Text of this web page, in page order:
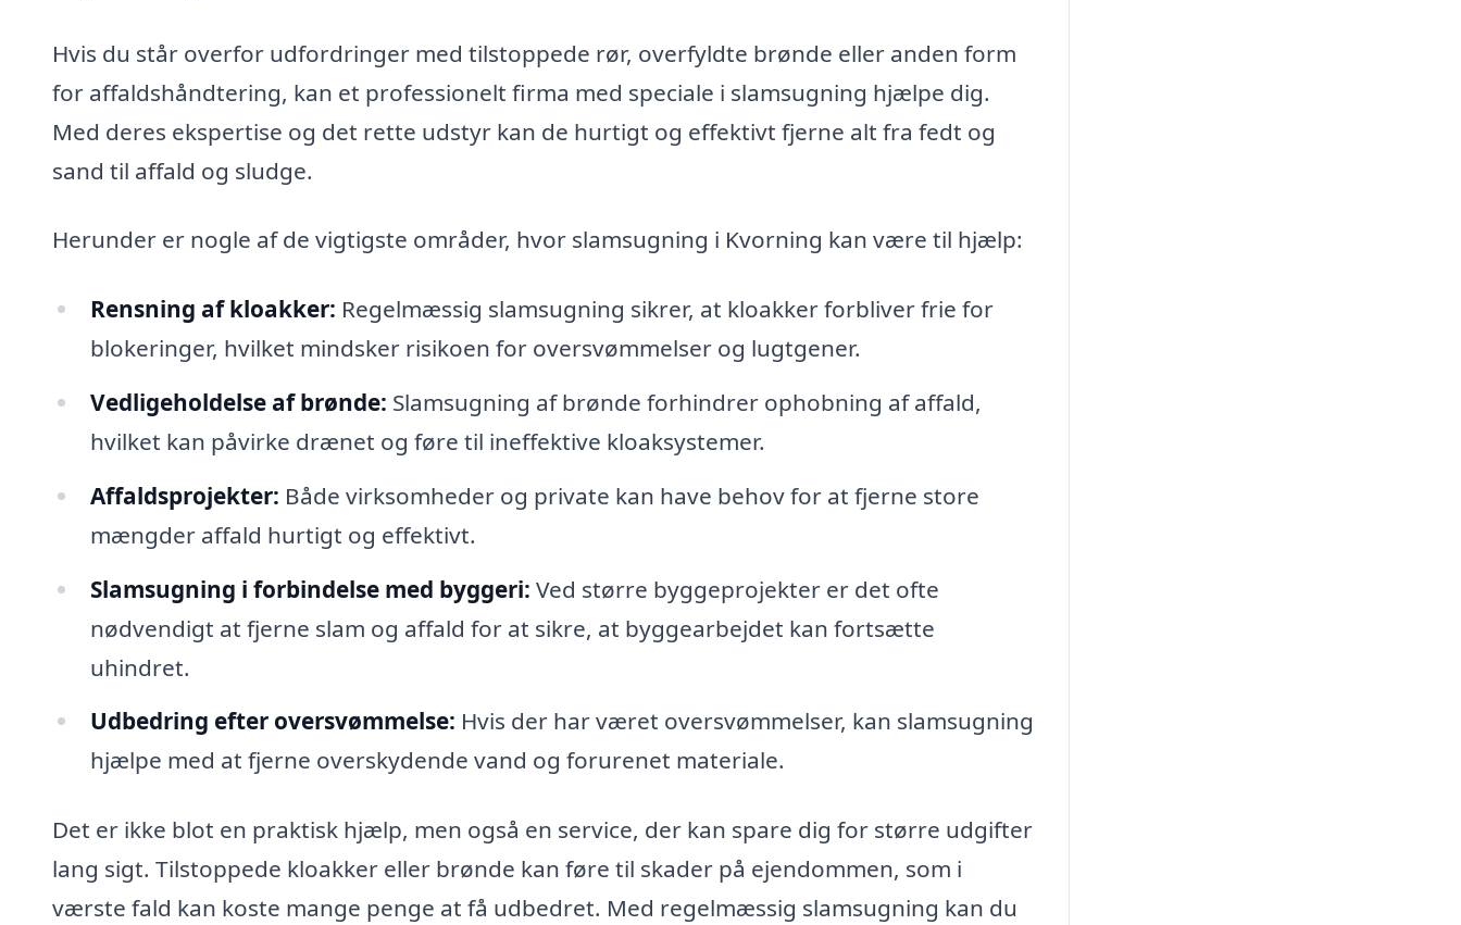
Hvis du står overfor udfordringer med tilstoppede rør, overfyldte brønde eller anden form
for affaldshåndtering, kan et professionelt firma med speciale i slamsugning hjælpe dig.
Med deres ekspertise og det rette udstyr kan de hurtigt og effektivt fjerne alt fra fedt og
sand til affald og sludge.
Herunder er nogle af de vigtigste områder, hvor slamsugning i Kvorning kan være til hjælp:
Rensning af kloakker: Regelmæssig slamsugning sikrer, at kloakker forbliver frie for
blokeringer, hvilket mindsker risikoen for oversvømmelser og lugtgener.
Vedligeholdelse af brønde: Slamsugning af brønde forhindrer ophobning af affald,
hvilket kan påvirke drænet og føre til ineffektive kloaksystemer.
Affaldsprojekter: Både virksomheder og private kan have behov for at fjerne store
mængder affald hurtigt og effektivt.
Slamsugning i forbindelse med byggeri: Ved større byggeprojekter er det ofte
nødvendigt at fjerne slam og affald for at sikre, at byggearbejdet kan fortsætte
uhindret.
Udbedring efter oversvømmelse: Hvis der har været oversvømmelser, kan slamsugning
hjælpe med at fjerne overskydende vand og forurenet materiale.
Det er ikke blot en praktisk hjælp, men også en service, der kan spare dig for større udgifter
lang sigt. Tilstoppede kloakker eller brønde kan føre til skader på ejendommen, som i
værste fald kan koste mange penge at få udbedret. Med regelmæssig slamsugning kan du